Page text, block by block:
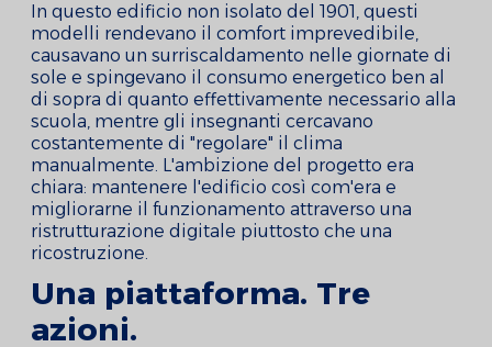
In questo edificio non isolato del 1901, questi
modelli rendevano il comfort imprevedibile,
causavano un surriscaldamento nelle giornate di
sole e spingevano il consumo energetico ben al
di sopra di quanto effettivamente necessario alla
scuola, mentre gli insegnanti cercavano
costantemente di "regolare" il clima
manualmente. L'ambizione del progetto era
chiara: mantenere l'edificio così com'era e
migliorarne il funzionamento attraverso una
ristrutturazione digitale piuttosto che una
ricostruzione.
Una piattaforma. Tre
azioni.